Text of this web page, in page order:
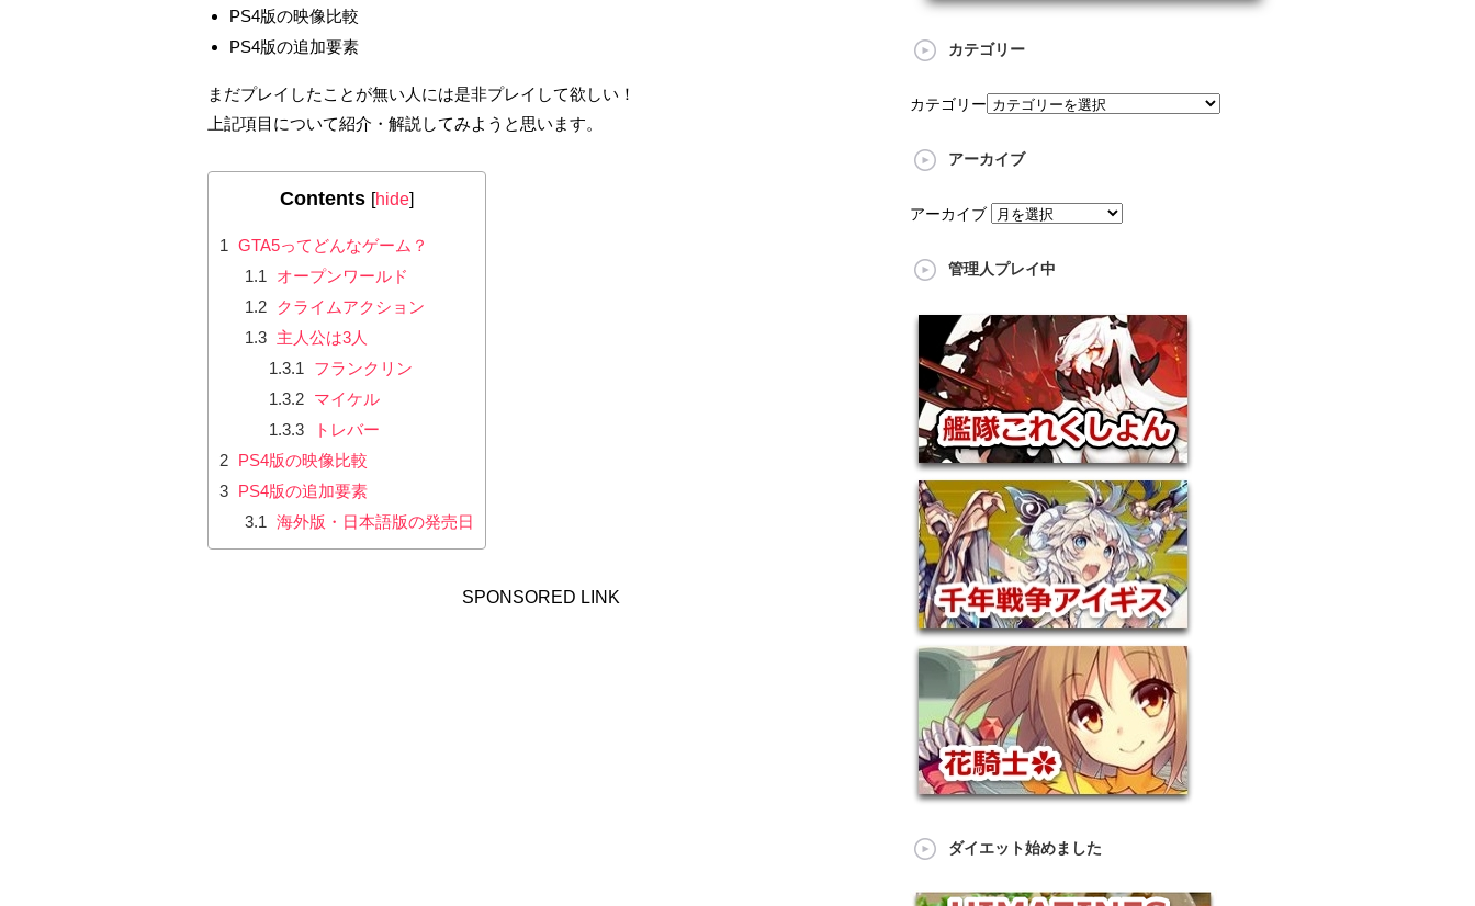
PS4版の映像比較
PS4版の追加要素
まだプレイしたことが無い人には是非プレイして欲しい！
上記項目について紹介・解説してみようと思います。
Contents [hide]
1 GTA5ってどんなゲーム？
1.1
オープンワールド
1.2
クライムアクション
1.3
主人公は3人
1.3.1
フランクリン
1.3.2 マイケル
1.3.3
トレバー
2 PS4版の映像比較
3 PS4版の追加要素
3.1 海外版・日本語版の発売日
SPONSORED LINK
カテゴリー
カテゴリー
アーカイブ
アーカイブ
管理人プレイ中
ダイエット始めました